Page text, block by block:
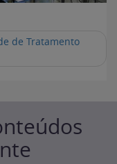
de Tratamento